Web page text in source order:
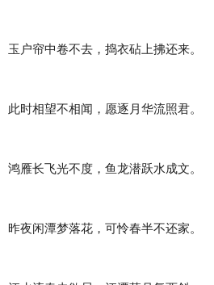
玉户帘中卷不去，捣衣砧上拂还来。
此时相望不相闻，愿逐月华流照君。
鸿雁长飞光不度，鱼龙潜跃水成文。
昨夜闲潭梦落花，可怜春半不还家。